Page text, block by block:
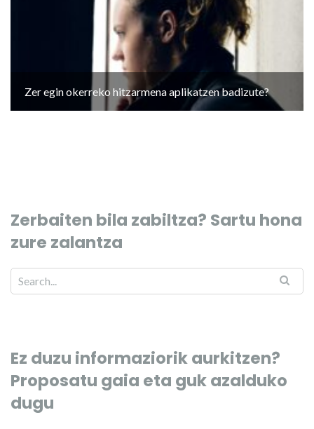
Zer egin okerreko hitzarmena aplikatzen badizute?
Zerbaiten bila zabiltza? Sartu hona
zure zalantza
Ez duzu informaziorik aurkitzen?
Proposatu gaia eta guk azalduko
dugu